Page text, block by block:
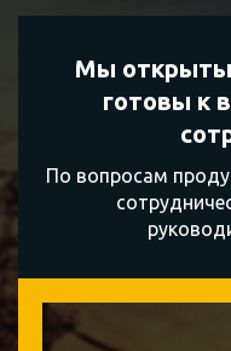
Мы открыты
готовы к
По вопросам